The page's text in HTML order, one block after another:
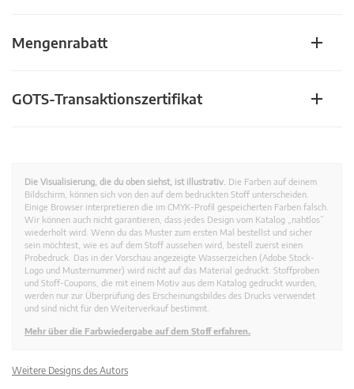
Mengenrabatt
GOTS-Transaktionszertifikat
Die Visualisierung, die du oben siehst, ist illustrativ. Die Farben auf deinem
Bildschirm, können sich von den auf dem bedruckten Stoff unterscheiden.
Einige Browser interpretieren die im CMYK-Profil gespeicherten Farben falsch.
Wir können auch nicht garantieren, dass jedes Design vom Katalog „nahtlos”
wiederholt wird. Wenn du das Muster zum ersten Mal bestellst und sicher
sein möchtest, wie es auf dem Stoff aussehen wird, bestell zuerst einen
Probedruck. Das in der Vorschau angezeigte Wasserzeichen (Adobe Stock-
Logo und Musternummer) wird nicht auf das Material gedruckt. Stoffproben
und Stoff-Coupons, die mit einem Motiv aus dem Katalog gedruckt wurden,
werden nur zur Überprüfung des Erscheinungsbildes des Drucks verwendet
und sind nicht für den Weiterverkauf bestimmt.
Mehr über die Farbwiedergabe auf dem Stoff erfahren.
Weitere Designs des Autors